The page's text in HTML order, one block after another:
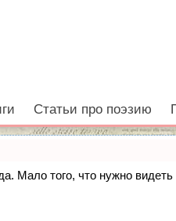
Статьи про поэзию
Мало того, что нужно